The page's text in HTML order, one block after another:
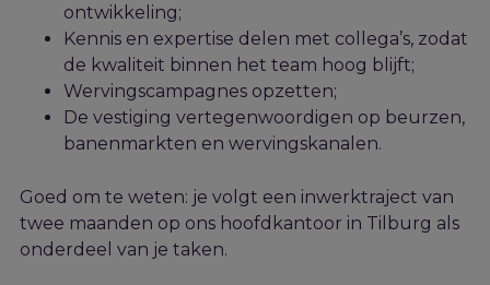
ontwikkeling;
Kennis en expertise delen met collega’s, zodat
de kwaliteit binnen het team hoog blijft;
Wervingscampagnes opzetten;
De vestiging vertegenwoordigen op beurzen,
banenmarkten en wervingskanalen.
Goed om te weten: je volgt een inwerktraject van
twee maanden op ons hoofdkantoor in Tilburg als
onderdeel van je taken.